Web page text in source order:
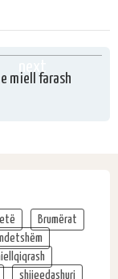
miell farash
Brumërat
shijeedashuri